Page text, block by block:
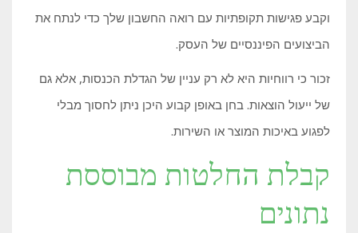
וקבע פגישות תקופתיות עם רואה החשבון שלך כדי לנתח את
הביצועים הפיננסיים של העסק.
זכור כי רווחיות היא לא רק עניין של הגדלת הכנסות, אלא גם
של ייעול הוצאות. בחן באופן קבוע היכן ניתן לחסוך מבלי
לפגוע באיכות המוצר או השירות.
קבלת החלטות מבוססת
נתונים